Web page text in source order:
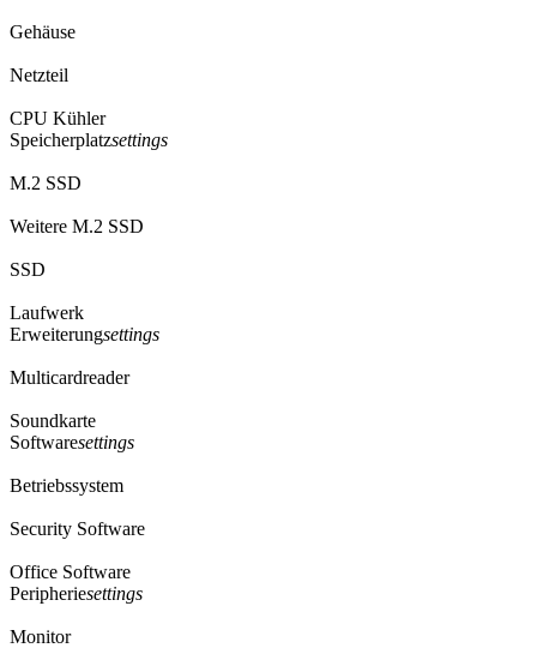
Gehäuse
Netzteil
CPU Kühler
Speicherplatzsettings
M.2 SSD
Weitere M.2 SSD
SSD
Laufwerk
Erweiterungsettings
Multicardreader
Soundkarte
Softwaresettings
Betriebssystem
Security Software
Office Software
Peripheriesettings
Monitor